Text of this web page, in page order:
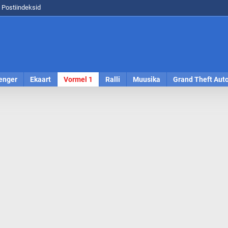
Postiindeksid
Ekaart Vormel 1 Ralli Muusika Grand Theft